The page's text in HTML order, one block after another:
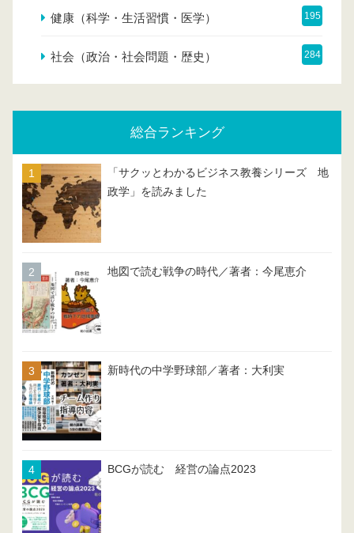
健康（科学・生活習慣・医学） 195
社会（政治・社会問題・歴史） 284
総合ランキング
「サクッとわかるビジネス教養シリーズ 地
政学」を読みました
地図で読む戦争の時代／著者：今尾恵介
新時代の中学野球部／著者：大利実
BCGが読む 経営の論点2023